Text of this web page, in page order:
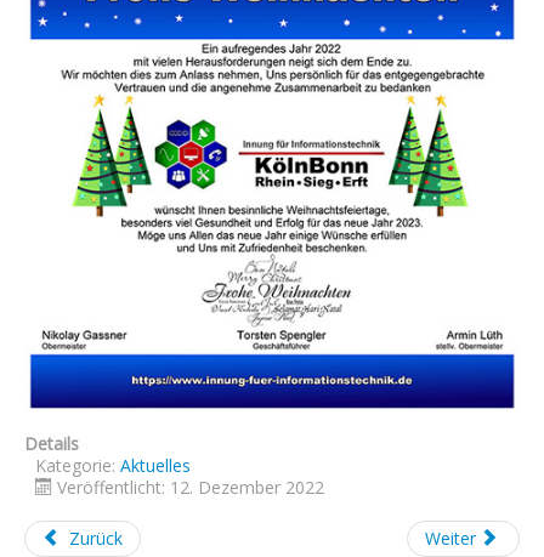
Kontakt
Links
Datenschutz
Impressum
Details
Kategorie: Aktuelles
Veröffentlicht: 12. Dezember 2022
Zurück Weiter